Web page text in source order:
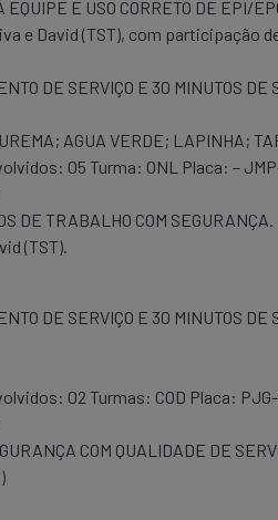
E USO CORRETO DE EPI/
e David (TST), com participação
DE SERVIÇO E 30 MINUTOS DE
AGUA VERDE; LAPINHA;
05 Turma: ONL Placa: –
DE TRABALHO COM SEGURANÇA.
(TST).
DE SERVIÇO E 30 MINUTOS DE
02 Turmas: COD Placa:
COM QUALIDADE DE